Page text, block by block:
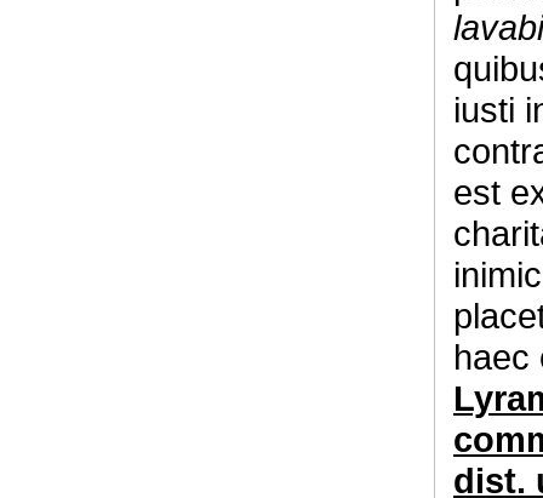
iusti
est
haec
dist.